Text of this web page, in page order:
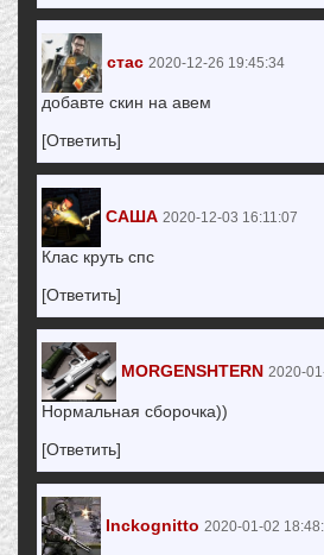
стас 2020-12-26 19:45:34
добавте скин на авем
[Ответить]
САША 2020-12-03 16:11:07
Клас круть спс
[Ответить]
MORGENSHTERN 2020-
Нормальная сборочка))
[Ответить]
Inckognitto 2020-01-02